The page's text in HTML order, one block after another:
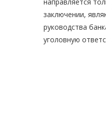
заключении,
руководства
уголовную